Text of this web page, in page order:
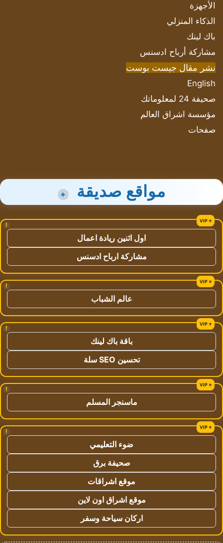
الأجهزة
الذكاء المنزلي
باك لينك
مشاركة أرباح ادسنس
نشر مقال جيست بوست
English
صحيفة 24 لمعلوماتك
مؤسسة اشراق العالم
صفحات
مواقع صديقة +
!
اول اثنين ريادة اعمال
مشاركة ارباح ادسنس
!
عالم الشباب
!
باقة باك لينك
تحسين SEO سلة
!
ماسنجر المسلم
!
ضوء التعليمي
صحيفة برق
موقع اشراقات
موقع اشراق اون لاين
اركان سياحة وسفر